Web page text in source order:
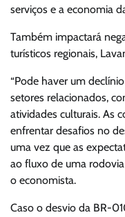
serviços e a economia
Também impactará
turísticos regionais,
“Pode haver um
setores relacionados,
atividades culturais. As
enfrentar desafios no
uma vez que as
ao fluxo de uma
o economista.
Caso o desvio da BR-